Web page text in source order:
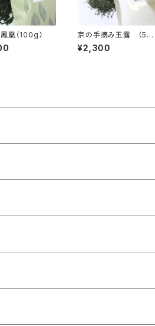
凰（100g）
京の手摘み玉露 （50
ｇ）2300円
¥2,300